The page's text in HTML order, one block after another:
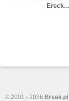
Ereck…
© 2001 - 2026 Break.pl